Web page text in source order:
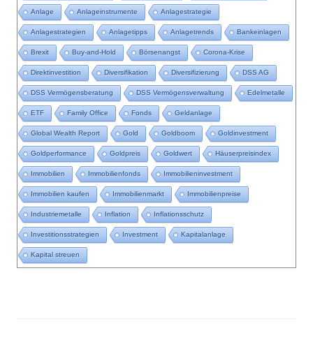
Anlage Anlageinstrumente Anlagestrategie
Anlagestrategien Anlagetipps Anlagetrends Bankeinlagen
Brexit Buy-and-Hold Börsenangst Corona-Krise
Direktinvestition Diversifikation Diversifizierung DSS AG
DSS Vermögensberatung DSS Vermögensverwaltung Edelmetalle
ETF Family Office Fonds Geldanlage
Global Wealth Report Gold Goldboom Goldinvestment
Goldperformance Goldpreis Goldwert Häuserpreisindex
Immobilien Immobilienfonds Immobilieninvestment
Immobilien kaufen Immobilienmarkt Immobilienpreise
Industriemetalle Inflation Inflationsschutz
Investitionsstrategien Investment Kapitalanlage
Kapital streuen